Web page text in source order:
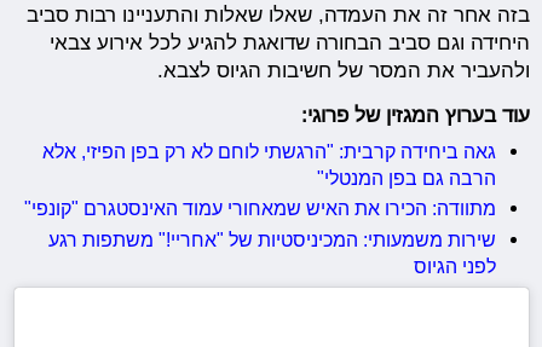
בזה אחר זה את העמדה, שאלו שאלות והתעניינו רבות סביב
היחידה וגם סביב הבחורה שדואגת להגיע לכל אירוע צבאי
ולהעביר את המסר של חשיבות הגיוס לצבא.
עוד בערוץ המגזין של פרוגי:
גאה ביחידה קרבית: "הרגשתי לוחם לא רק בפן הפיזי, אלא
הרבה גם בפן המנטלי"
מתוודה: הכירו את האיש שמאחורי עמוד האינסטגרם "קונפי"
שירות משמעותי: המכיניסטיות של "אחריי!" משתפות רגע
לפני הגיוס